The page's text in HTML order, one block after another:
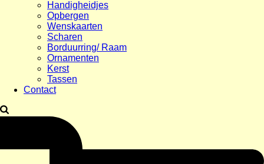
Handigheidjes
Opbergen
Wenskaarten
Scharen
Borduurring/ Raam
Ornamenten
Kerst
Tassen
Contact